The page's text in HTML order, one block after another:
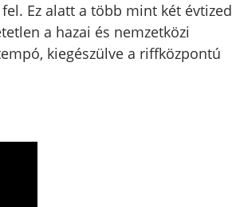
Ez alatt a több mint két évtized
a hazai és nemzetközi
kiegészülve a riffközpontú